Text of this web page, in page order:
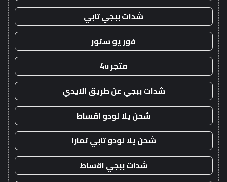
شدات ببجي تابي
فور يو ستور
متجر 4u
شدات ببجي عن طريق الايدي
شحن يلا لودو اقساط
شحن يلا لودو تابي تمارا
شدات ببجي اقساط